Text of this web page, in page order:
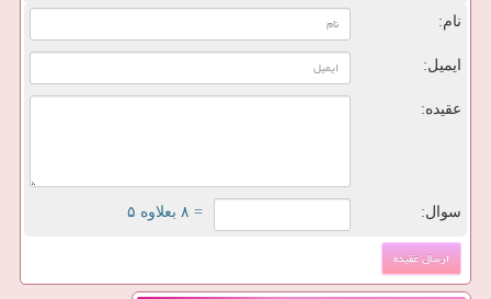
نام:
ایمیل:
عقیده:
سوال: = ۸ بعلاوه ۵